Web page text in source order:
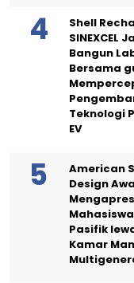
Shell
SINEXCEL
Bangun
Bersama
Teknologi
EV
American
Design
Pasifik
Kamar